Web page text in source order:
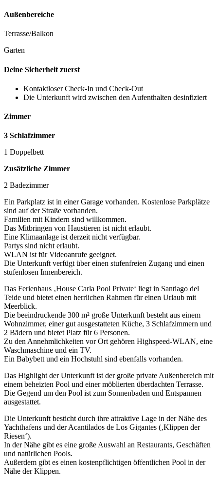
Außenbereiche
Terrasse/Balkon
Garten
Deine Sicherheit zuerst
Kontaktloser Check-In und Check-Out
Die Unterkunft wird zwischen den Aufenthalten desinfiziert
Zimmer
3 Schlafzimmer
1 Doppelbett
Zusätzliche Zimmer
2 Badezimmer
Ein Parkplatz ist in einer Garage vorhanden. Kostenlose Parkplätze
sind auf der Straße vorhanden.
Familien mit Kindern sind willkommen.
Das Mitbringen von Haustieren ist nicht erlaubt.
Eine Klimaanlage ist derzeit nicht verfügbar.
Partys sind nicht erlaubt.
WLAN ist für Videoanrufe geeignet.
Die Unterkunft verfügt über einen stufenfreien Zugang und einen
stufenlosen Innenbereich.
Das Ferienhaus ‚House Carla Pool Private‘ liegt in Santiago del
Teide und bietet einen herrlichen Rahmen für einen Urlaub mit
Meerblick.
Die beeindruckende 300 m² große Unterkunft besteht aus einem
Wohnzimmer, einer gut ausgestatteten Küche, 3 Schlafzimmern und
2 Bädern und bietet Platz für 6 Personen.
Zu den Annehmlichkeiten vor Ort gehören Highspeed-WLAN, eine
Waschmaschine und ein TV.
Ein Babybett und ein Hochstuhl sind ebenfalls vorhanden.
Das Highlight der Unterkunft ist der große private Außenbereich mit
einem beheizten Pool und einer möblierten überdachten Terrasse.
Die Gegend um den Pool ist zum Sonnenbaden und Entspannen
ausgestattet.
Die Unterkunft besticht durch ihre attraktive Lage in der Nähe des
Yachthafens und der Acantilados de Los Gigantes (‚Klippen der
Riesen‘).
In der Nähe gibt es eine große Auswahl an Restaurants, Geschäften
und natürlichen Pools.
Außerdem gibt es einen kostenpflichtigen öffentlichen Pool in der
Nähe der Klippen.